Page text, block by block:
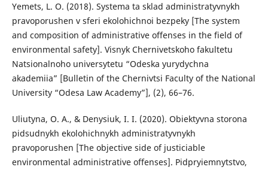
Yemets, L. O. (2018). Systema ta sklad administratyvnykh
pravoporushen v sferi ekolohichnoi bezpeky [The system
and composition of administrative offenses in the field of
environmental safety]. Visnyk Chernivetskoho fakultetu
Natsionalnoho universytetu “Odeska yurydychna
akademiia” [Bulletin of the Chernivtsi Faculty of the National
University “Odesa Law Academy”], (2), 66–76.
Uliutyna, O. A., & Denysiuk, I. I. (2020). Obiektyvna storona
pidsudnykh ekolohichnykh administratyvnykh
pravoporushen [The objective side of justiciable
environmental administrative offenses]. Pidpryiemnytstvo,